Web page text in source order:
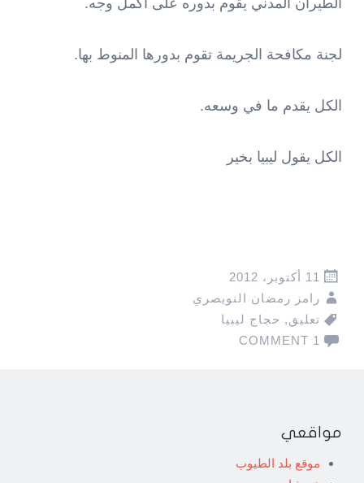
لجنة مكافحة الجريمة تقوم بدورها المنوط بها.
الكل يقدم ما في وسعه.
الكل يقول ليبيا بخير
11 أكتوبر، 2012
رامز رمضان النويصري
تعليق, حجاج ليبيا
1 COMMENT
مواقعي
موقع بلد الطيوب